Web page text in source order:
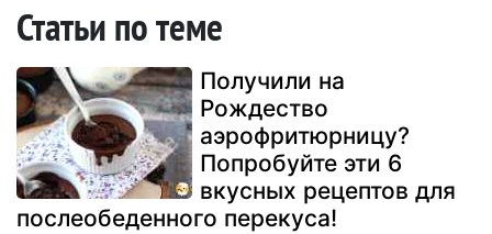
Статьи по теме
Получили на
Рождество
аэрофритюрницу?
Попробуйте эти 6
вкусных рецептов для
послеобеденного перекуса!